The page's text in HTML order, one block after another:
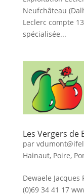
Neufchâteau
Leclerc compte
spécialisée...
Les Vergers de
par
Hainaut, Poire,
Dewaele Jacques
(0)69 34 41 17